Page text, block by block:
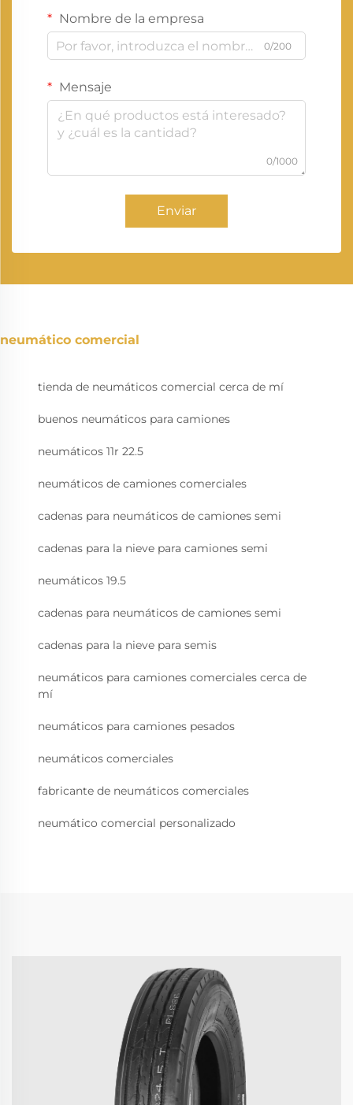
Nombre de la empresa
0/200
Mensaje
0/1000
Enviar
neumático comercial
tienda de neumáticos comercial cerca de mí
buenos neumáticos para camiones
neumáticos 11r 22.5
neumáticos de camiones comerciales
cadenas para neumáticos de camiones semi
cadenas para la nieve para camiones semi
neumáticos 19.5
cadenas para neumáticos de camiones semi
cadenas para la nieve para semis
neumáticos para camiones comerciales cerca de
mí
neumáticos para camiones pesados
neumáticos comerciales
fabricante de neumáticos comerciales
neumático comercial personalizado